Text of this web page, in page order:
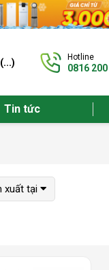
(...) Hotline
0816
Tin tức
xuất tại